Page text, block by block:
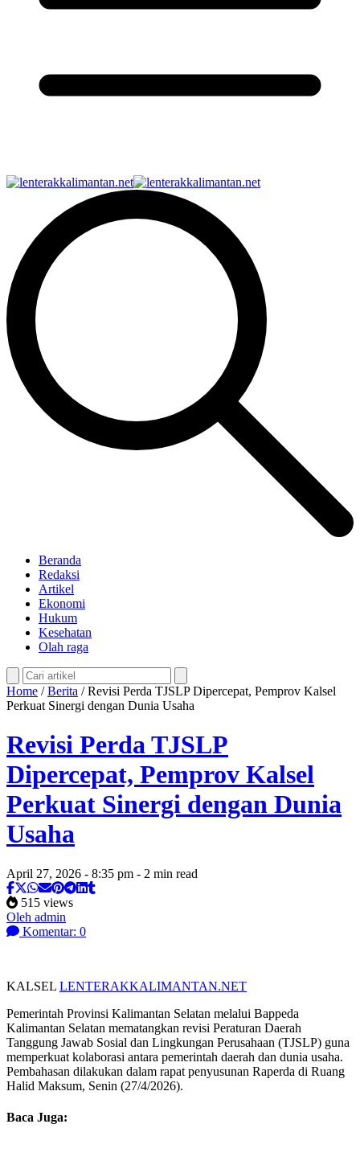
Beranda
Redaksi
Artikel
Ekonomi
Hukum
Kesehatan
Olah raga
Home /Berita /Revisi Perda TJSLP Dipercepat, Pemprov Kalsel
Perkuat Sinergi dengan Dunia Usaha
Revisi Perda TJSLP
Dipercepat, Pemprov Kalsel
Perkuat Sinergi dengan Dunia
Usaha
April 27, 2026 - 8:35 pm - 2 min read
515 views
Oleh admin
Komentar: 0
KALSEL LENTERAKKALIMANTAN.NET
Pemerintah Provinsi Kalimantan Selatan melalui Bappeda
Kalimantan Selatan mematangkan revisi Peraturan Daerah
Tanggung Jawab Sosial dan Lingkungan Perusahaan (TJSLP) guna
memperkuat kolaborasi antara pemerintah daerah dan dunia usaha.
Pembahasan dilakukan dalam rapat penyusunan Raperda di Ruang
Halid Maksum, Senin (27/4/2026).
Baca Juga: